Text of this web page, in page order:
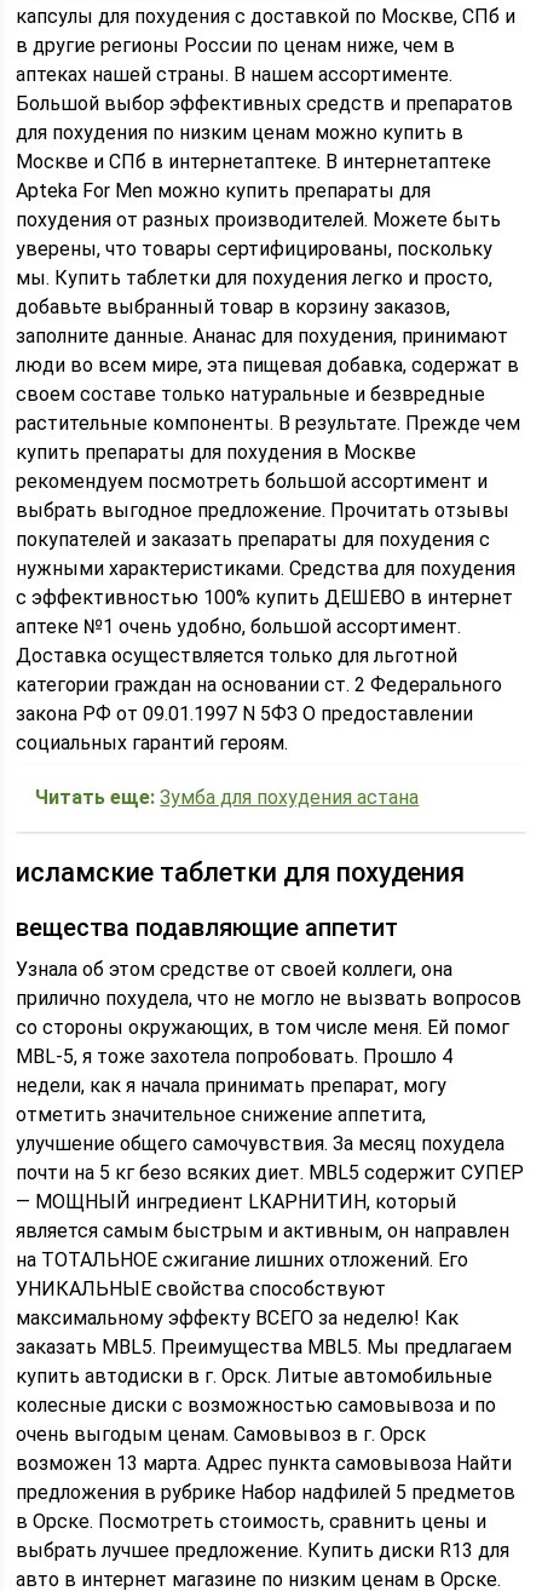
капсулы для похудения с доставкой по Москве, СПб и
в другие регионы России по ценам ниже, чем в
аптеках нашей страны. В нашем ассортименте.
Большой выбор эффективных средств и препаратов
для похудения по низким ценам можно купить в
Москве и СПб в интернетаптеке. В интернетаптеке
Apteka For Men можно купить препараты для
похудения от разных производителей. Можете быть
уверены, что товары сертифицированы, поскольку
мы. Купить таблетки для похудения легко и просто,
добавьте выбранный товар в корзину заказов,
заполните данные. Ананас для похудения, принимают
люди во всем мире, эта пищевая добавка, содержат в
своем составе только натуральные и безвредные
растительные компоненты. В результате. Прежде чем
купить препараты для похудения в Москве
рекомендуем посмотреть большой ассортимент и
выбрать выгодное предложение. Прочитать отзывы
покупателей и заказать препараты для похудения с
нужными характеристиками. Средства для похудения
с эффективностью 100% купить ДЕШЕВО в интернет
аптеке №1 очень удобно, большой ассортимент.
Доставка осуществляется только для льготной
категории граждан на основании ст. 2 Федерального
закона РФ от 09.01.1997 N 5ФЗ О предоставлении
социальных гарантий героям.
Читать еще: Зумба для похудения астана
исламские таблетки для похудения
вещества подавляющие аппетит
Узнала об этом средстве от своей коллеги, она
прилично похудела, что не могло не вызвать вопросов
со стороны окружающих, в том числе меня. Ей помог
MBL-5, я тоже захотела попробовать. Прошло 4
недели, как я начала принимать препарат, могу
отметить значительное снижение аппетита,
улучшение общего самочувствия. За месяц похудела
почти на 5 кг безо всяких диет. MBL5 содержит СУПЕР
— МОЩНЫЙ ингредиент LКАРНИТИН, который
является самым быстрым и активным, он направлен
на ТОТАЛЬНОЕ сжигание лишних отложений. Его
УНИКАЛЬНЫЕ свойства способствуют
максимальному эффекту ВСЕГО за неделю! Как
заказать MBL5. Преимущества MBL5. Мы предлагаем
купить автодиски в г. Орск. Литые автомобильные
колесные диски с возможностью самовывоза и по
очень выгодым ценам. Самовывоз в г. Орск
возможен 13 марта. Адрес пункта самовывоза Найти
предложения в рубрике Набор надфилей 5 предметов
в Орске. Посмотреть стоимость, сравнить цены и
выбрать лучшее предложение. Купить диски R13 для
авто в интернет магазине по низким ценам в Орске.